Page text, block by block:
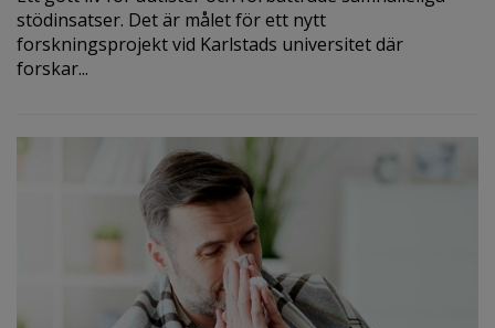
stödinsatser. Det är målet för ett nytt
forskningsprojekt vid Karlstads universitet där
forskar...